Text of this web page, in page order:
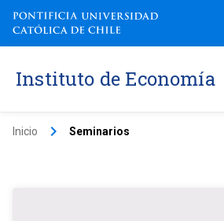
Instituto de Economía
Inicio keyboard_arrow_right Seminarios